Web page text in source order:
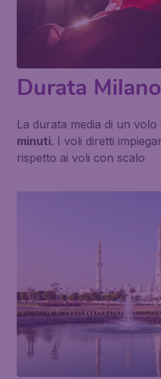
Durata
La durata media di un volo
minuti. I voli diretti
rispetto ai voli con scalo